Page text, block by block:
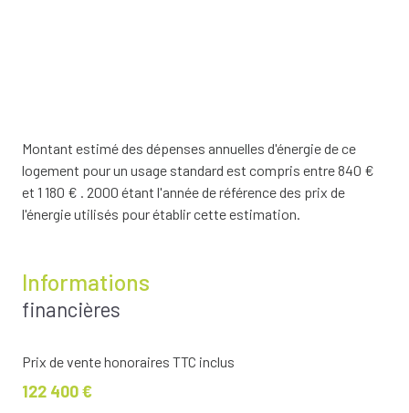
Montant estimé des dépenses annuelles d'énergie de ce
logement pour un usage standard est compris entre 840 €
et 1 180 € . 2000 étant l'année de référence des prix de
l'énergie utilisés pour établir cette estimation.
Informations
financières
Prix de vente honoraires TTC inclus
122 400 €